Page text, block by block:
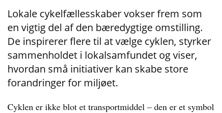
Lokale cykelfællesskaber vokser frem som
en vigtig del af den bæredygtige omstilling.
De inspirerer flere til at vælge cyklen, styrker
sammenholdet i lokalsamfundet og viser,
hvordan små initiativer kan skabe store
forandringer for miljøet.
Cyklen er ikke blot et transportmiddel – den er et symbol